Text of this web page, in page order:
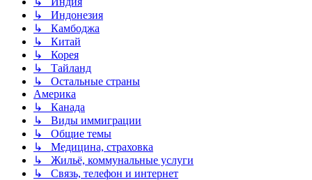
↳ Индонезия
↳ Камбоджа
↳ Китай
↳ Корея
↳ Тайланд
↳ Остальные страны
Америка
↳ Канада
↳ Виды иммиграции
↳ Общие темы
↳ Медицина, страховка
↳ Жильё, коммунальные услуги
↳ Связь, телефон и интернет